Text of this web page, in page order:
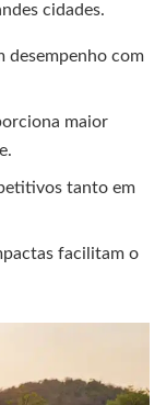
cidades.
desempenho com
maior
tanto em
facilitam o